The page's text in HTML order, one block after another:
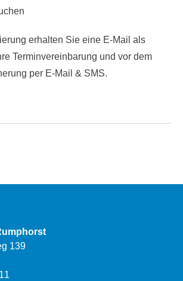
erhalten Sie eine E-Mail als
Terminvereinbarung und vor dem
per E-Mail & SMS.
139